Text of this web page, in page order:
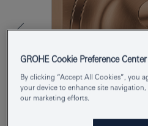
GROHE Cookie Preference Center
By clicking “Accept All Cookies”, you
your device to enhance site navigation,
our marketing efforts.